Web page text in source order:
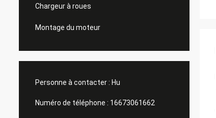
Chargeur à roues
Montage du moteur
Personne à contacter : Hu
Numéro de téléphone : 16673061662